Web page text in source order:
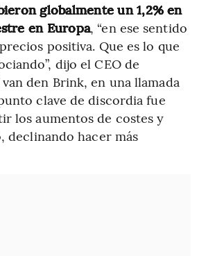
globalmente un 1,2% en
en Europa, “en ese sentido
positiva. Que es lo que
dijo el CEO de
den Brink, en una llamada
clave de discordia fue
los aumentos de costes y
declinando hacer más